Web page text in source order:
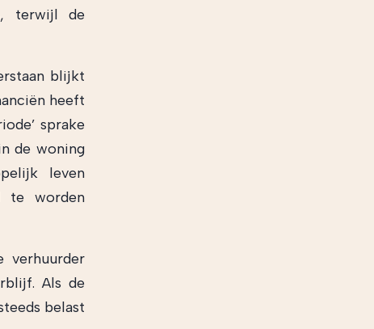
terwijl de
blijkt
heeft
sprake
de woning
leven
te worden
verhuurder
Als de
belast